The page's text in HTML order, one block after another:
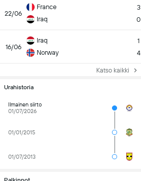
22/06
France
Iraq
3
0
16/06
Iraq
Norway
1
4
Katso kaikki
Urahistoria
Ilmainen siirto
01/07/2026
01/01/2015
01/07/2013